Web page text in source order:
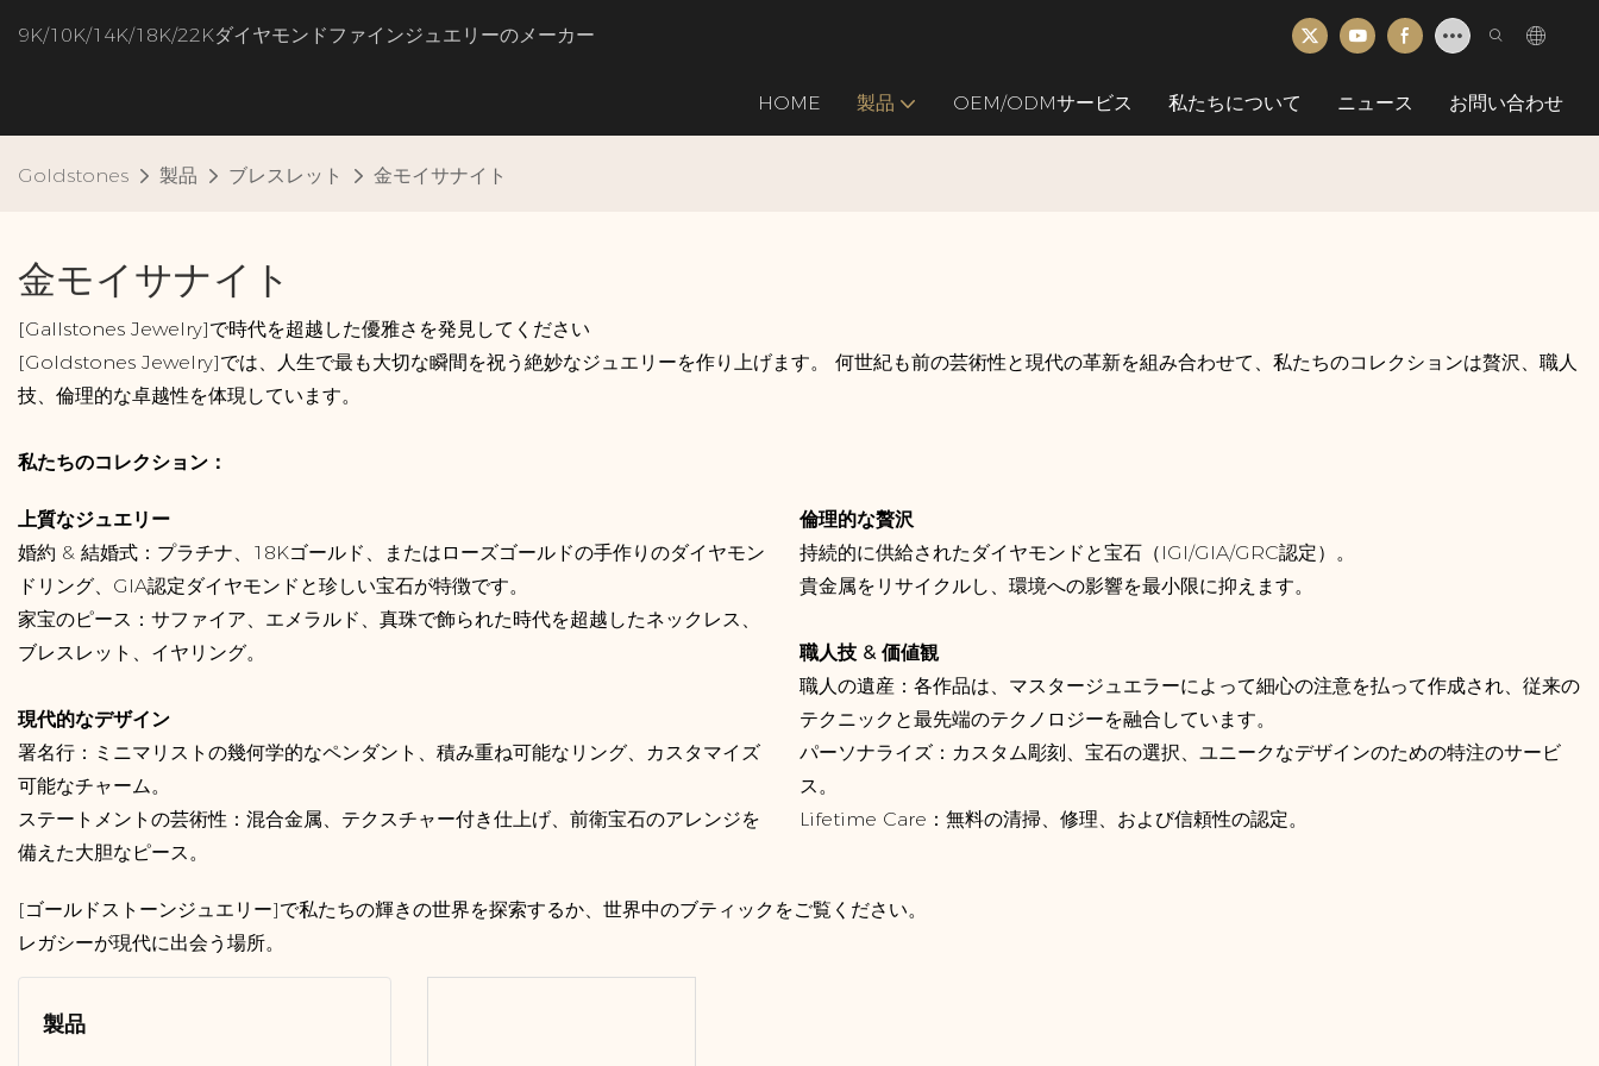
9K/10K/14K/18K/22Kダイヤモンドファインジュエリーのメーカー
HOME 製品 OEM/ODMサービス 私たちについて ニュース お問い合わせ
Goldstones 製品 ブレスレット 金モイサナイト
金モイサナイト
[Gallstones Jewelry]で時代を超越した優雅さを発見してください
[Goldstones Jewelry]では、人生で最も大切な瞬間を祝う絶妙なジュエリーを作り上げます。 何世紀も前の芸術性と現代の革新を組み合わせて、私たちのコレクションは贅沢、職人
技、倫理的な卓越性を体現しています。
私たちのコレクション：
上質なジュエリー
婚約 & 結婚式：プラチナ、18Kゴールド、またはローズゴールドの手作りのダイヤモン
ドリング、GIA認定ダイヤモンドと珍しい宝石が特徴です。
家宝のピース：サファイア、エメラルド、真珠で飾られた時代を超越したネックレス、
ブレスレット、イヤリング。
現代的なデザイン
署名行：ミニマリストの幾何学的なペンダント、積み重ね可能なリング、カスタマイズ
可能なチャーム。
ステートメントの芸術性：混合金属、テクスチャー付き仕上げ、前衛宝石のアレンジを
備えた大胆なピース。
倫理的な贅沢
持続的に供給されたダイヤモンドと宝石（IGI/GIA/GRC認定）。
貴金属をリサイクルし、環境への影響を最小限に抑えます。
職人技 & 価値観
職人の遺産：各作品は、マスタージュエラーによって細心の注意を払って作成され、従来の
テクニックと最先端のテクノロジーを融合しています。
パーソナライズ：カスタム彫刻、宝石の選択、ユニークなデザインのための特注のサービ
ス。
Lifetime Care：無料の清掃、修理、および信頼性の認定。
[ゴールドストーンジュエリー]で私たちの輝きの世界を探索するか、世界中のブティックをご覧ください。
レガシーが現代に出会う場所。
製品